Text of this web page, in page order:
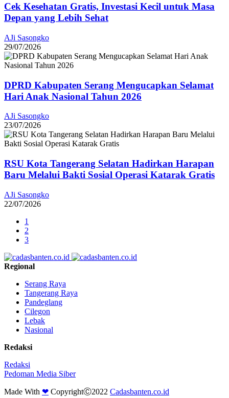
Cek Kesehatan Gratis, Investasi Kecil untuk Masa
Depan yang Lebih Sehat
AJi Sasongko
29/07/2026
DPRD Kabupaten Serang Mengucapkan Selamat
Hari Anak Nasional Tahun 2026
AJi Sasongko
23/07/2026
RSU Kota Tangerang Selatan Hadirkan Harapan
Baru Melalui Bakti Sosial Operasi Katarak Gratis
AJi Sasongko
22/07/2026
1
2
3
Regional
Serang Raya
Tangerang Raya
Pandeglang
Cilegon
Lebak
Nasional
Redaksi
Redaksi
Pedoman Media Siber
Made With ❤ CopyrightⒸ2022 Cadasbanten.co.id